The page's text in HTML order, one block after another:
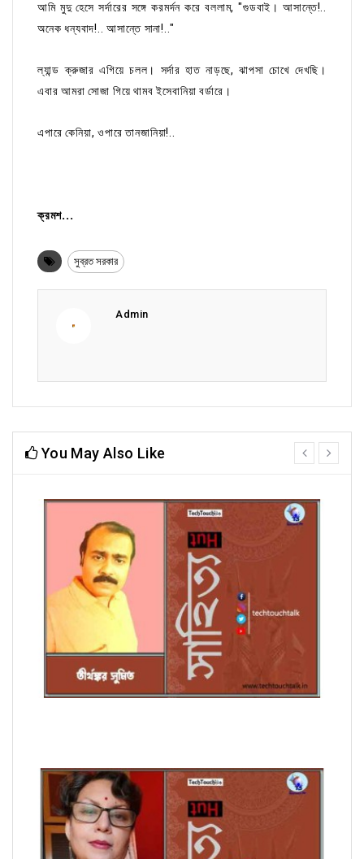
আমি মুদু হেসে সর্দারের সঙ্গে করমর্দন করে বললাম, "গুডবাই। আসান্তে!..
অনেক ধন্যবাদ!.. আসান্তে সানা!.."
ল্যান্ড ক্রুজার এগিয়ে চলল। সর্দার হাত নাড়ছে, ঝাপসা চোখে দেখছি।
এবার আমরা সোজা গিয়ে থামব ইসেবানিয়া বর্ডারে।
এপারে কেনিয়া, ওপারে তানজানিয়া!..
ক্রমশ...
সুব্রত সরকার
Admin
You May Also Like
prev